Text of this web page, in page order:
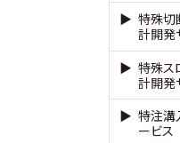
特殊切
計開発
特殊ス
計開発
特注溝
ービス